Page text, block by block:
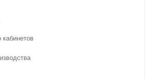
кабинетов